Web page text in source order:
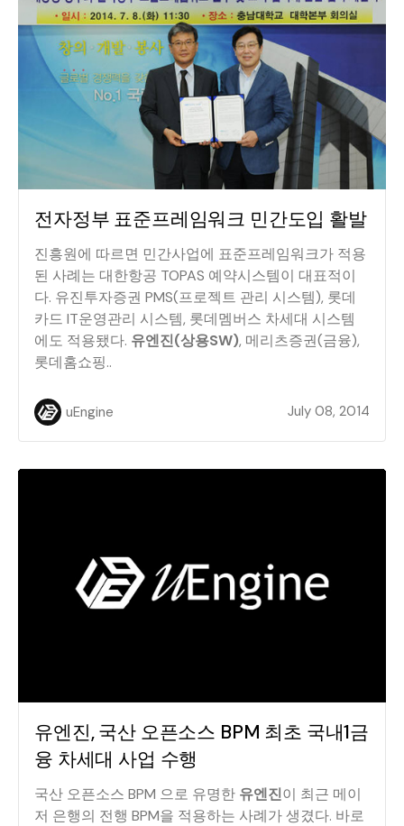
전자정부 표준프레임워크 민간도입 활발
진흥원에 따르면 민간사업에 표준프레임워크가 적용
된 사례는 대한항공 TOPAS 예약시스템이 대표적이
다. 유진투자증권 PMS(프로젝트 관리 시스템), 롯데
카드 IT운영관리 시스템, 롯데멤버스 차세대 시스템
에도 적용됐다. 유엔진(상용SW), 메리츠증권(금융),
롯데홈쇼핑..
uEngine July 08, 2014
유엔진, 국산 오픈소스 BPM 최초 국내1금
융 차세대 사업 수행
국산 오픈소스 BPM 으로 유명한 유엔진이 최근 메이
저 은행의 전행 BPM을 적용하는 사례가 생겼다. 바로